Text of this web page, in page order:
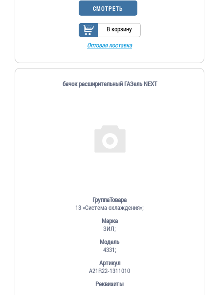
СМОТРЕТЬ
В корзину
Оптовая поставка
бачок расширительный ГАЗель NEXT
ГруппаТовара
13 «Система охлаждения»;
Марка
ЗИЛ;
Модель
4331;
Артикул
A21R22-1311010
Реквизиты